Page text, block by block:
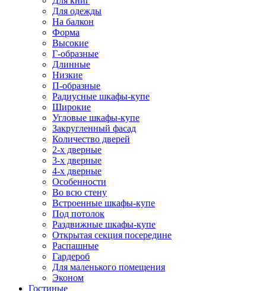
Для одежды
На балкон
Форма
Высокие
Г-образные
Длинные
Низкие
П-образные
Радиусные шкафы-купе
Широкие
Угловые шкафы-купе
Закругленный фасад
Количество дверей
2-х дверные
3-х дверные
4-х дверные
Особенности
Во всю стену
Встроенные шкафы-купе
Под потолок
Раздвижные шкафы-купе
Открытая секция посередине
Распашные
Гардероб
Для маленького помещения
Эконом
Гостиные